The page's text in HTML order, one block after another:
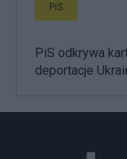
PiS
PiS odkrywa
deportacje